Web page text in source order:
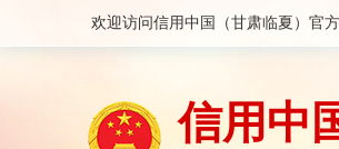
欢迎访问信用中国（甘肃临夏）官
信用中